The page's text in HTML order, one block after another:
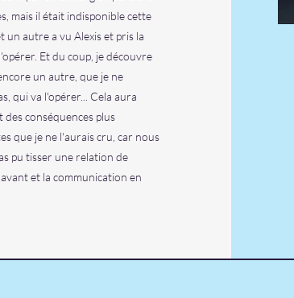
mais il était indisponible cette
un autre a vu Alexis et pris la
Et du coup, je découvre
un autre, que je ne
qui va l'opérer... Cela aura
des conséquences plus
que je ne l'aurais cru, car nous
pu tisser une relation de
et la communication en